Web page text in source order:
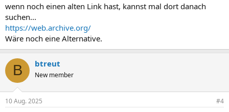
wenn noch einen alten Link hast, kannst mal dort danach
suchen...
https://web.archive.org/
Wäre noch eine Alternative.
B btreut
New member
10 Aug. 2025 #4